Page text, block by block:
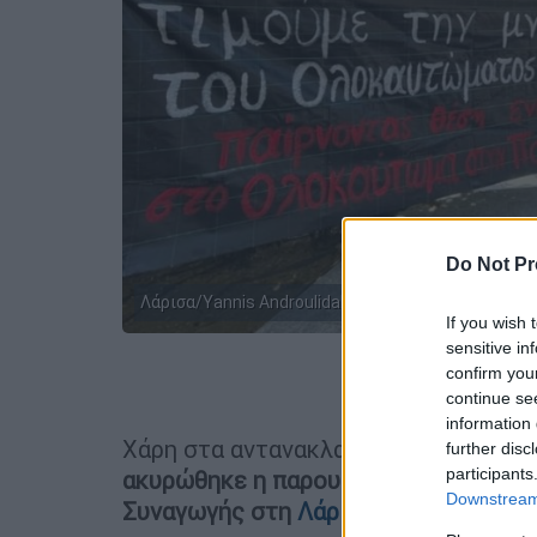
Do Not
If you wish
sensitive
confirm
continue
information
further
Λάρισα/Yannis Androulidakis/Facebook
Χάρη στα αντανακλαστικά που
ακυρώθηκε η παρουσία
Συναγωγής στη Λάρισα